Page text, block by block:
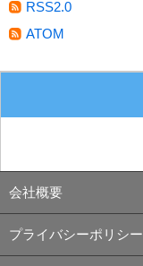
RSS2.0
ATOM
会社概要
プライバシーポリシー